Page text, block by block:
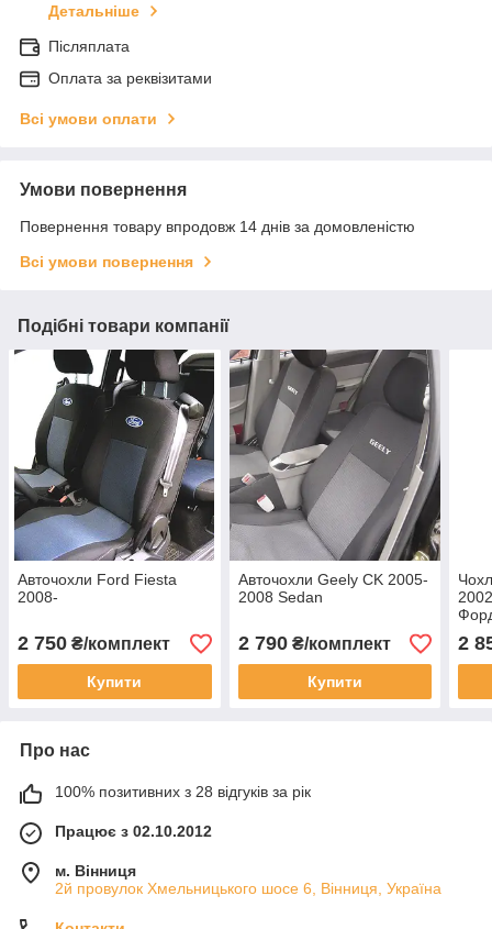
Детальніше
Післяплата
Оплата за реквізитами
Всі умови оплати
Умови повернення
Повернення товару впродовж 14 днів за домовленістю
Всі умови повернення
Подібні товари компанії
Авточохли Ford Fiesta
2008-
2 750 ₴/комплект
Купити
Авточохли Geely CK 2005-
2008 Sedan
2 790₴/комплект
Купити
2
Про нас
100% позитивних з 28 відгуків за рік
Працює з 02.10.2012
м. Вінниця
2й провулок Хмельницького шосе 6, Вінниця, Україна